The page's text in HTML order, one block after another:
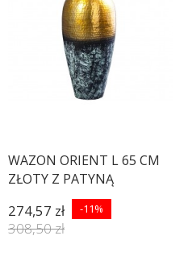
WAZON ORIENT L 65 CM
ZŁOTY Z PATYNĄ
274,57 zł -11%
308,50 zł